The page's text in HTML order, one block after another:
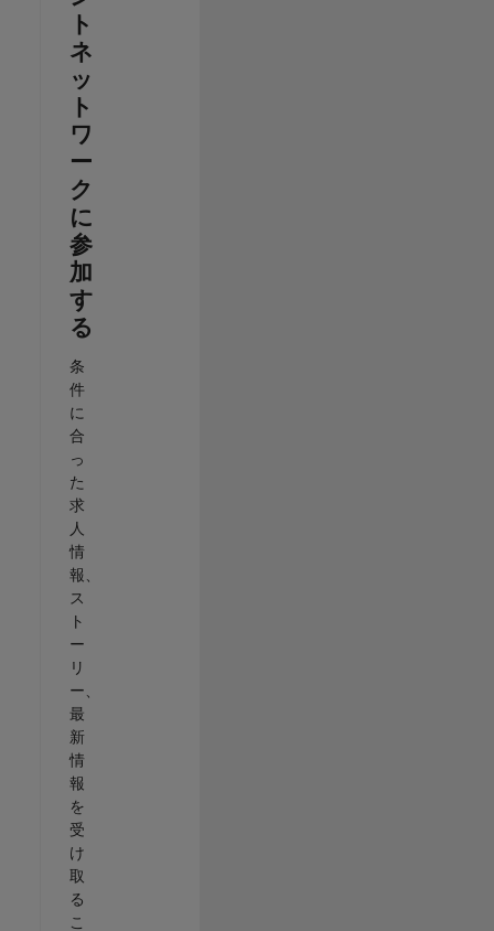
ト
ネ
ッ
ト
ワ
ー
ク
に
参
加
す
る
条
件
に
合
っ
た
求
人
情
報、
ス
ト
ー
リ
ー、
最
新
情
報
を
受
け
取
る
こ